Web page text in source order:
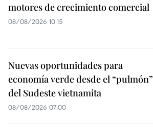
motores de crecimiento comercial
08/08/2026 10:15
Nuevas oportunidades para
economía verde desde el “pulmón”
del Sudeste vietnamita
08/08/2026 07:00